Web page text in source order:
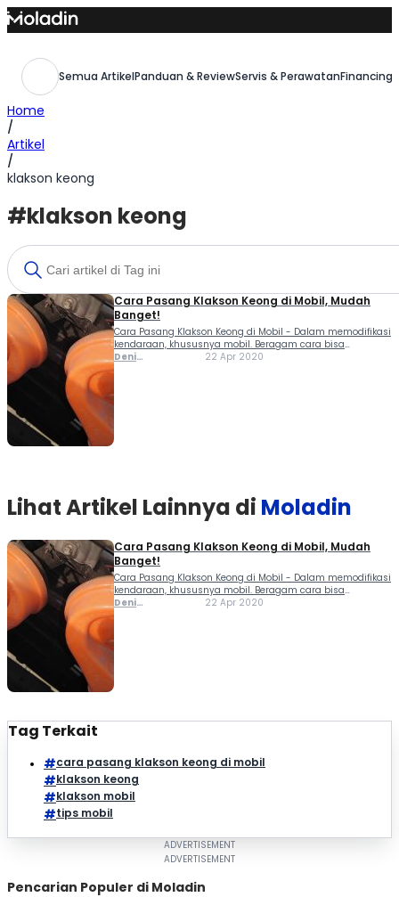
Skip
to
Semua ArtikelPanduan & ReviewServis & Perawatan
Home
/
Artikel
/
klakson keong
#klakson keong
Cara Pasang Klakson Keong di Mobil, Mudah
Banget!
Cara Pasang Klakson Keong di Mobil - Dalam memodifikasi
kendaraan, khususnya mobil. Beragam cara bisa
dilakukan, mulai dari mengganti pelek, lampu, audio
Deni
22 Apr 2020
Lihat Artikel Lainnya di Moladin
Cara Pasang Klakson Keong di Mobil, Mudah
Banget!
Cara Pasang Klakson Keong di Mobil - Dalam memodifikasi
kendaraan, khususnya mobil. Beragam cara bisa
dilakukan, mulai dari mengganti pelek, lampu, audio
Deni
22 Apr 2020
Tag Terkait
cara pasang klakson keong di mobil
klakson keong
klakson mobil
tips mobil
Pencarian Populer di Moladin